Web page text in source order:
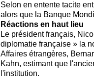
Selon en entente tacite
alors que la Banque
Réactions en haut lieu
Le président français,
diplomatie française » la
Affaires étrangères,
Kahn, estimant que
l'institution.